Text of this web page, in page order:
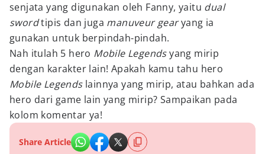
senjata yang digunakan oleh Fanny, yaitu dual
swordtipis dan juga manuveur gearyang ia
gunakan untuk berpindah-pindah.
Nah itulah 5 hero Mobile Legendsyang mirip
dengan karakter lain! Apakah kamu tahu hero
Mobile Legendslainnya yang mirip, atau bahkan ada
hero dari game lain yang mirip? Sampaikan pada
kolom komentar ya!
Share Article